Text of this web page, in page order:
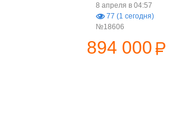
8 апреля в 04:57
77 (1 сегодня)
№18606
894 000